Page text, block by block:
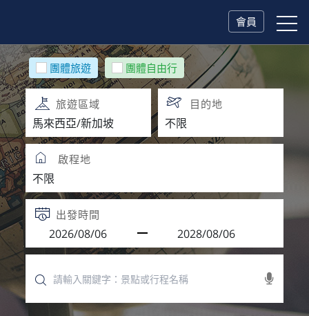
會員
團體旅遊 團體自由行
旅遊區域 目的地
啟程地
出發時間